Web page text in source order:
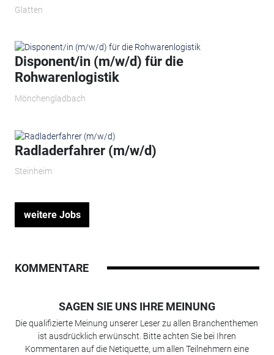
Glatten
Disponent/in (m/w/d) für die
Rohwarenlogistik
Mönchengladbach
Radladerfahrer (m/w/d)
Steinheim
weitere Jobs
KOMMENTARE
SAGEN SIE UNS IHRE MEINUNG
Die qualifizierte Meinung unserer Leser zu allen Branchenthemen
ist ausdrücklich erwünscht. Bitte achten Sie bei Ihren
Kommentaren auf die Netiquette, um allen Teilnehmern eine